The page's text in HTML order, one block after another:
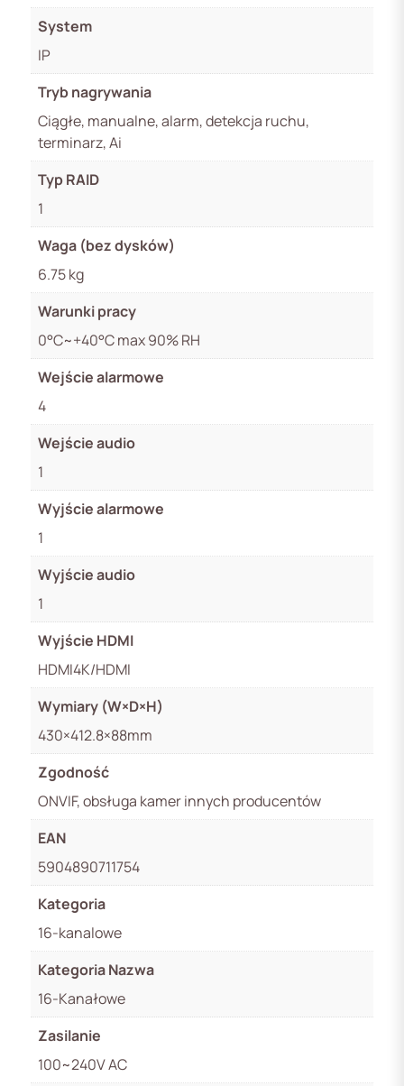
System
IP
Tryb nagrywania
Ciągłe, manualne, alarm, detekcja ruchu,
terminarz, Ai
Typ RAID
1
Waga (bez dysków)
6.75 kg
Warunki pracy
0°C~+40°C max 90% RH
Wejście alarmowe
4
Wejście audio
1
Wyjście alarmowe
1
Wyjście audio
1
Wyjście HDMI
HDMI4K/HDMI
Wymiary (W×D×H)
430×412.8×88mm
Zgodność
ONVIF, obsługa kamer innych producentów
EAN
5904890711754
Kategoria
16-kanalowe
Kategoria Nazwa
16-Kanałowe
Zasilanie
100~240V AC